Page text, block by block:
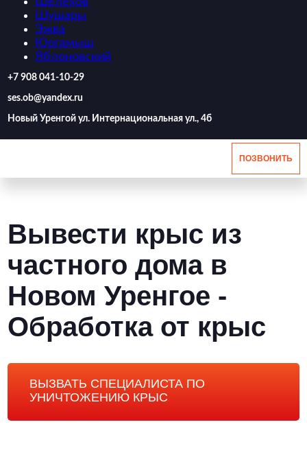
Шушары
Эжва
Юргамыш
Яблоновский
‪+7 908 041-10-29
ses.ob@yandex.ru
Новый Уренгой ул. Интернациональная ул., 4б
ПОЗВОНИТЬ
Вывести крыс из
частного дома в
Новом Уренгое -
Обработка от крыс
ВЫЗВАТЬ СПЕЦИАЛИСТА ПО
УНИЧТОЖЕНИЮ КРЫС